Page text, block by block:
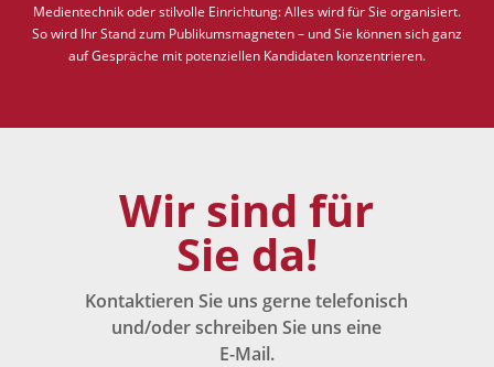
Medientechnik oder stilvolle Einrichtung: Alles wird für Sie organisiert.
So wird Ihr Stand zum Publikumsmagneten – und Sie können sich ganz
auf Gespräche mit potenziellen Kandidaten konzentrieren.
Wir sind für
Sie da!
Kontaktieren Sie uns gerne telefonisch
und/oder schreiben Sie uns eine
E-Mail.